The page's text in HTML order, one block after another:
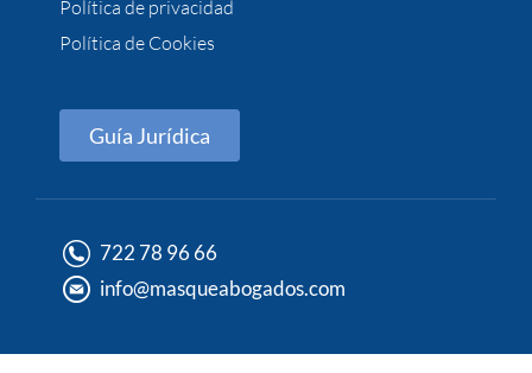
Política de privacidad
Política de Cookies
Guía Jurídica
722 78 96 66
info@masqueabogados.com